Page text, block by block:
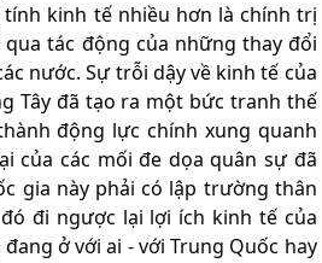
tính kinh tế nhiều hơn là chính trị
tác động của những thay đổi
nước. Sự trỗi dậy về kinh tế của
Tây đã tạo ra một bức tranh thế
động lực chính xung quanh
của các mối đe dọa quân sự đã
gia này phải có lập trường thân
đi ngược lại lợi ích kinh tế của
ở với ai - với Trung Quốc hay